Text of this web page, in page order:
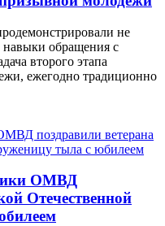
не
навыки обращения с
второго этапа
ежегодно традиционно
ОМВД
Отечественной